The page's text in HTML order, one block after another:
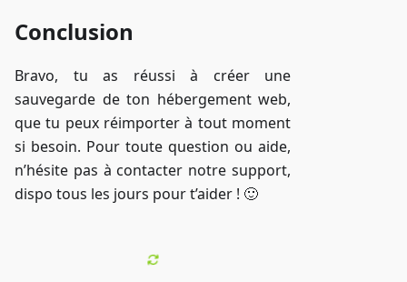
Conclusion
Bravo, tu as réussi à créer une
sauvegarde de ton hébergement web,
que tu peux réimporter à tout moment
si besoin. Pour toute question ou aide,
n’hésite pas à contacter notre support,
dispo tous les jours pour t’aider ! 🙂